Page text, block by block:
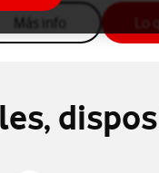
para contratar la tarifa
Más info mas info Lo